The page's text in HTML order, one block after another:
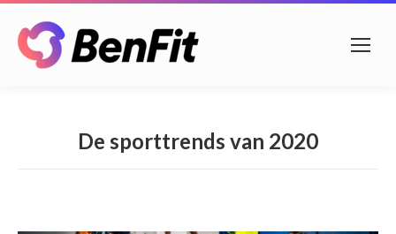
De sporttrends van 2020